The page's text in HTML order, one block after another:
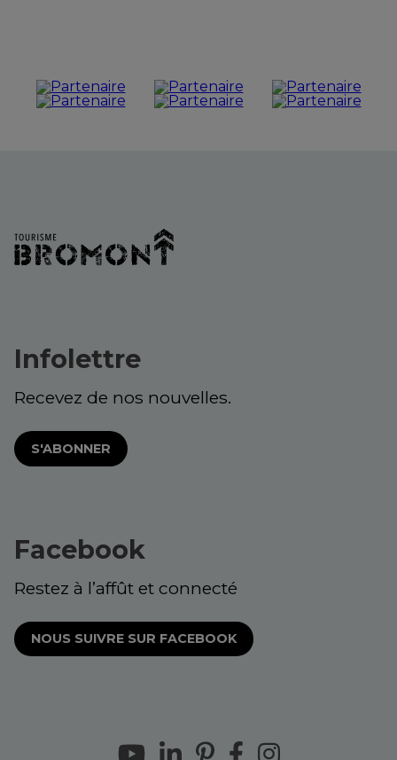
Infolettre
Recevez de nos nouvelles.
S'ABONNER
Facebook
Restez à l’affût et connecté
NOUS SUIVRE SUR FACEBOOK